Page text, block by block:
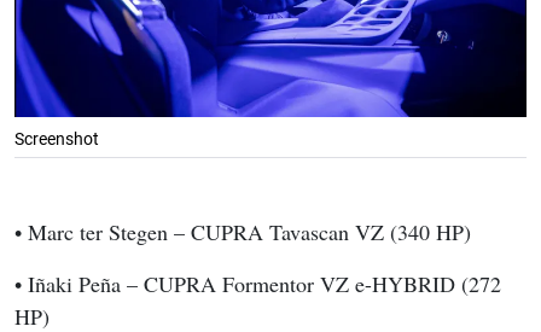
Screenshot
• Marc ter Stegen – CUPRA Tavascan VZ (340 HP)
• Iñaki Peña – CUPRA Formentor VZ e-HYBRID (272
HP)